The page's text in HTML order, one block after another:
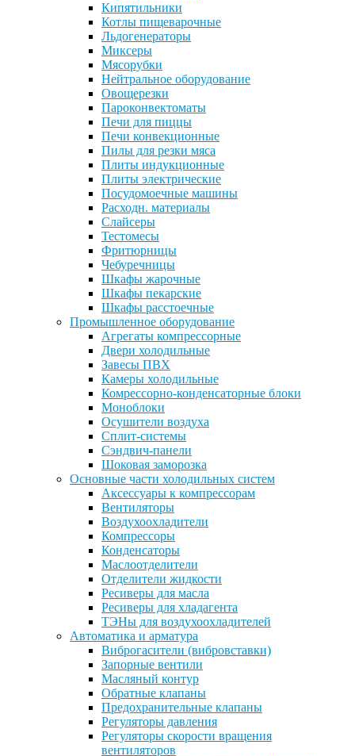
Кипятильники
Котлы пищеварочные
Льдогенераторы
Миксеры
Мясорубки
Нейтральное оборудование
Овощерезки
Пароконвектоматы
Печи для пиццы
Печи конвекционные
Пилы для резки мяса
Плиты индукционные
Плиты электрические
Посудомоечные машины
Расходн. материалы
Слайсеры
Тестомесы
Фритюрницы
Чебуречницы
Шкафы жарочные
Шкафы пекарские
Шкафы расстоечные
Промышленное оборудование
Агрегаты компрессорные
Двери холодильные
Завесы ПВХ
Камеры холодильные
Комрессорно-конденсаторные блоки
Моноблоки
Осушители воздуха
Сплит-системы
Сэндвич-панели
Шоковая заморозка
Основные части холодильных систем
Аксессуары к компрессорам
Вентиляторы
Воздухоохладители
Компрессоры
Конденсаторы
Маслоотделители
Отделители жидкости
Ресиверы для масла
Ресиверы для хладагента
ТЭНы для воздухоохладителей
Автоматика и арматура
Виброгасители (вибровставки)
Запорные вентили
Масляный контур
Обратные клапаны
Предохранительные клапаны
Регуляторы давления
Регуляторы скорости вращения
вентиляторов